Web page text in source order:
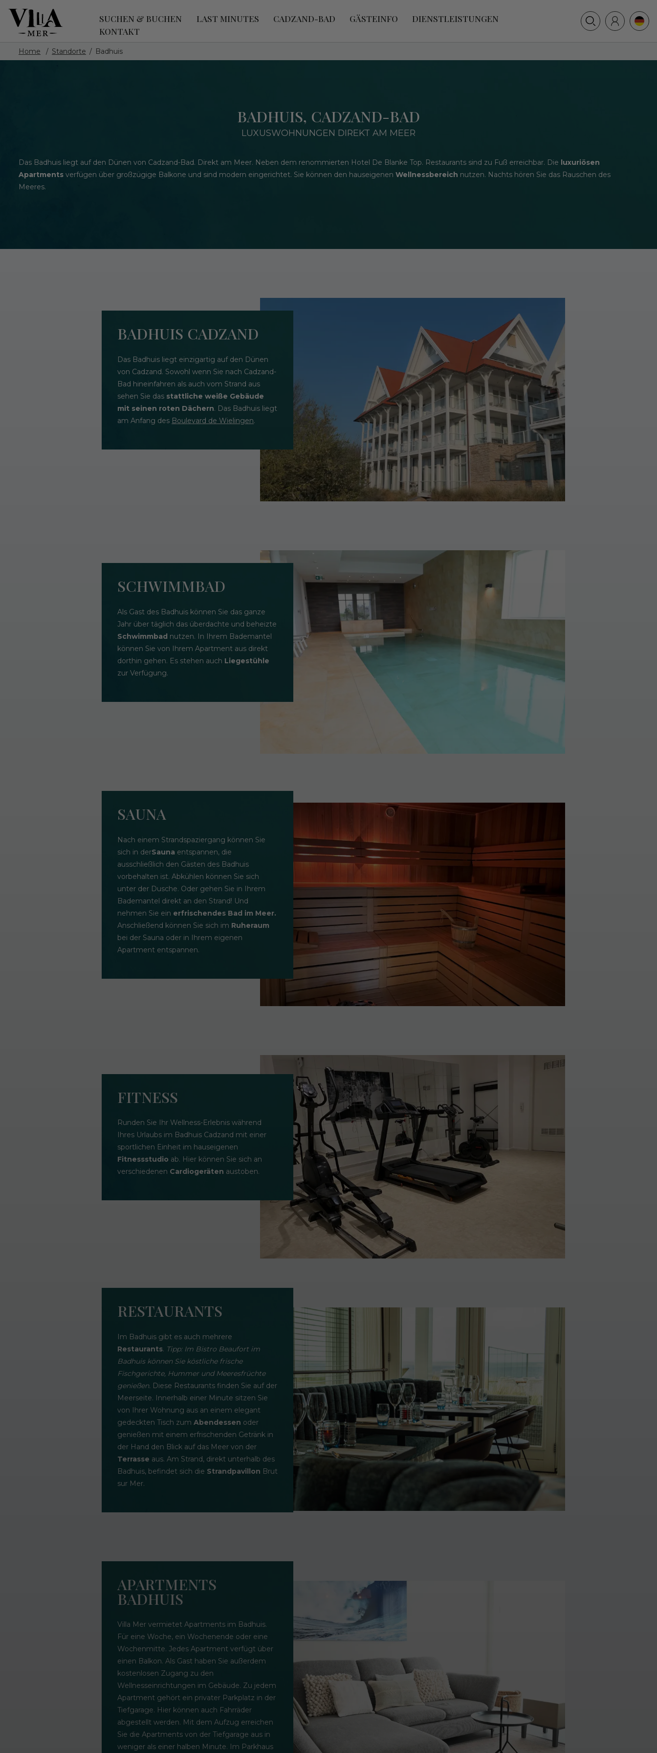
SUCHEN & BUCHEN LAST MINUTES CADZAND-BAD GÄSTEINFO
DIENSTLEISTUNGEN
KONTAKT
Home Standorte Badhuis
BADHUIS, CADZAND-BAD
LUXUSWOHNUNGEN DIREKT AM MEER
Das Badhuis liegt auf den Dünen von Cadzand-Bad. Direkt am Meer. Neben dem renommierten Hotel De Blanke Top. Restaurants sind zu Fuß erreichbar. Die luxuriösen
Apartments verfügen über großzügige Balkone und sind modern eingerichtet. Sie können den hauseigenen Wellnessbereich nutzen. Nachts hören Sie das Rauschen des
Meeres.
BADHUIS CADZAND
Das Badhuis liegt einzigartig auf den Dünen
von Cadzand. Sowohl wenn Sie nach Cadzand-
Bad hineinfahren als auch vom Strand aus
sehen Sie das stattliche weiße Gebäude
mit seinen roten Dächern. Das Badhuis liegt
am Anfang des Boulevard de Wielingen.
SCHWIMMBAD
Als Gast des Badhuis können Sie das ganze
Jahr über täglich das überdachte und beheizte
Schwimmbad nutzen. In Ihrem Bademantel
können Sie von Ihrem Apartment aus direkt
dorthin gehen. Es stehen auch Liegestühle
zur Verfügung.
SAUNA
Nach einem Strandspaziergang können Sie
sich in derSauna entspannen, die
ausschließlich den Gästen des Badhuis
vorbehalten ist. Abkühlen können Sie sich
unter der Dusche. Oder gehen Sie in Ihrem
Bademantel direkt an den Strand! Und
nehmen Sie ein erfrischendes Bad im Meer.
Anschließend können Sie sich im Ruheraum
bei der Sauna oder in Ihrem eigenen
Apartment entspannen.
FITNESS
Runden Sie Ihr Wellness-Erlebnis während
Ihres Urlaubs im Badhuis Cadzand mit einer
sportlichen Einheit im hauseigenen
Fitnessstudio ab. Hier können Sie sich an
verschiedenen Cardiogeräten austoben.
RESTAURANTS
Im Badhuis gibt es auch mehrere
Restaurants. Tipp: Im Bistro Beaufort im
Badhuis können Sie köstliche frische
Fischgerichte, Hummer und Meeresfrüchte
genießen. Diese Restaurants finden Sie auf der
Meerseite. Innerhalb einer Minute sitzen Sie
von Ihrer Wohnung aus an einem elegant
gedeckten Tisch zum Abendessen oder
genießen mit einem erfrischenden Getränk in
der Hand den Blick auf das Meer von der
Terrasse aus. Am Strand, direkt unterhalb des
Badhuis, befindet sich die Strandpavillon Brut
sur Mer.
APARTMENTS
BADHUIS
Villa Mer vermietet Apartments im Badhuis.
Für eine Woche, ein Wochenende oder eine
Wochenmitte. Jedes Apartment verfügt über
einen Balkon. Als Gast haben Sie außerdem
kostenlosen Zugang zu den
Wellnesseinrichtungen im Gebäude. Zu jedem
Apartment gehört ein privater Parkplatz in der
Tiefgarage. Hier können auch Fahrräder
abgestellt werden. Mit dem Aufzug erreichen
Sie die Apartments von der Tiefgarage aus in
weniger als einer halben Minute. Im Parkhaus